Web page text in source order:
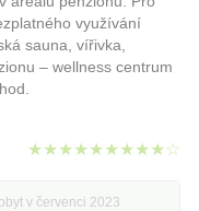
využívání
sauna, vířivka,
– wellness centrum
★★★★★★★★★☆
v červenci 2023